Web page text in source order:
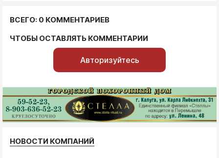
ВСЕГО: 0 КОММЕНТАРИЕВ
ЧТОБЫ ОСТАВЛЯТЬ КОММЕНТАРИИ
Авторизуйтесь
НОВОСТИ КОМПАНИЙ